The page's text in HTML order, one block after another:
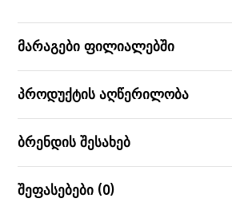
მარაგები ფილიალებში
პროდუქტის აღწერილობა
ბრენდის შესახებ
შეფასებები (0)